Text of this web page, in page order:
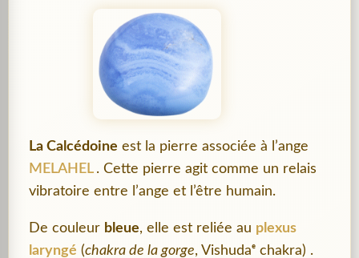
La Calcédoine est la pierre associée à l’ange
MELAHEL . Cette pierre agit comme un relais
vibratoire entre l’ange et l’être humain.
De couleur bleue, elle est reliée au plexus
laryngé (chakra de la gorge, Vishudaᵉ chakra) .